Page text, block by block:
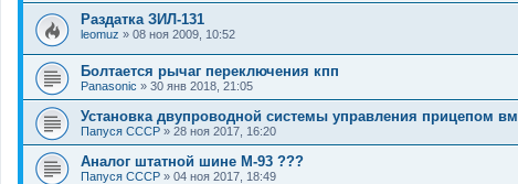
Раздатка ЗИЛ-131
leomuz » 08 ноя 2009, 10:52
Болтается рычаг переключения кпп
Panasonic » 30 янв 2018, 21:05
Установка двупроводной системы управления прицепом
Папуся СССР » 28 ноя 2017, 16:20
Аналог штатной шине М-93 ???
Папуся СССР » 04 ноя 2017, 18:49